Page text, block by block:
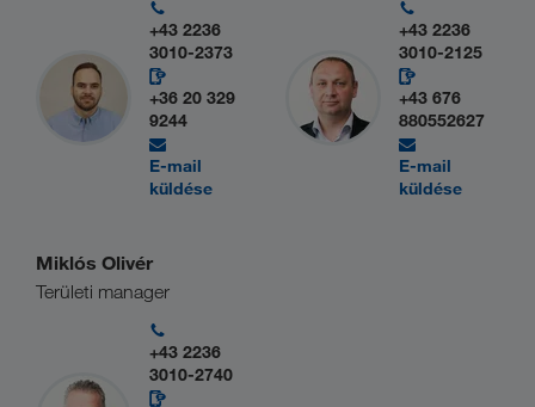
+43 2236
3010-2373
+36 20 329
9244
E-mail
küldése
+43 2236
3010-2125
+43 676
880552627
E-mail
küldése
Miklós Olivér
Területi manager
+43 2236
3010-2740